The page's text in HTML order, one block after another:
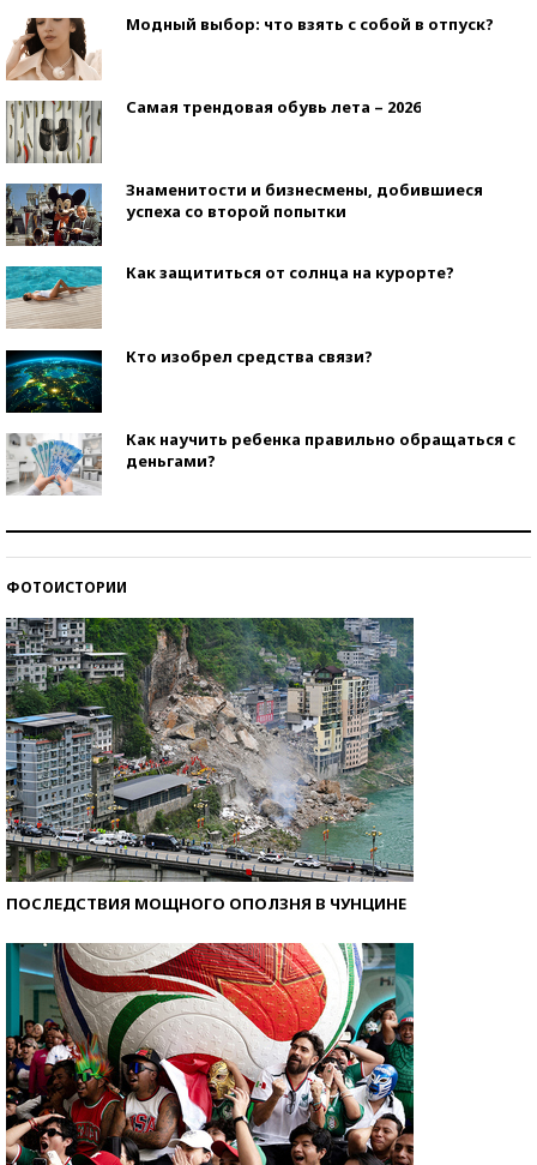
Модный выбор: что взять с собой в отпуск?
Самая трендовая обувь лета – 2026
Знаменитости и бизнесмены, добившиеся
успеха со второй попытки
Как защититься от солнца на курорте?
Кто изобрел средства связи?
Как научить ребенка правильно обращаться с
деньгами?
ФОТОИСТОРИИ
ПОСЛЕДСТВИЯ МОЩНОГО ОПОЛЗНЯ В ЧУНЦИНЕ